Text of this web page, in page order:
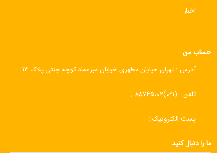
اخبار
حساب من
آدرس : تهران خیابان مطهری خیابان میرعماد کوچه جنتی پلاک 13
تلفن : (021)88745002 ,
پست الکترونیک :
ما را دنبال کنید